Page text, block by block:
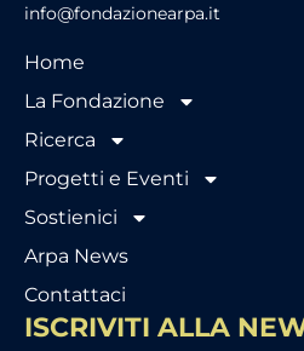
info@fondazionearpa.it
Home
La Fondazione
Ricerca
Progetti e Eventi
Sostienici
Arpa News
Contattaci
ISCRIVITI ALLA